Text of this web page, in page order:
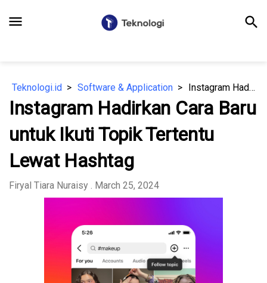
menu search
Teknologi.id Software & Application Instagram Hadirkan Cara Baru untuk Ikuti Topik Tertentu Lewat Hashtag
Instagram Hadirkan Cara Baru
untuk Ikuti Topik Tertentu
Lewat Hashtag
Firyal Tiara Nuraisy . March 25, 2024